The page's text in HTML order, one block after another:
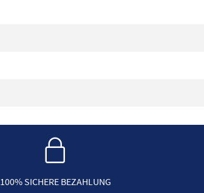
100% SICHERE BEZAHLUNG